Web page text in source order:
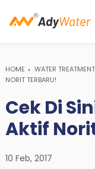
HOME WATER
NORIT TERBARU!
Cek Di
Aktif
10 Feb, 2017